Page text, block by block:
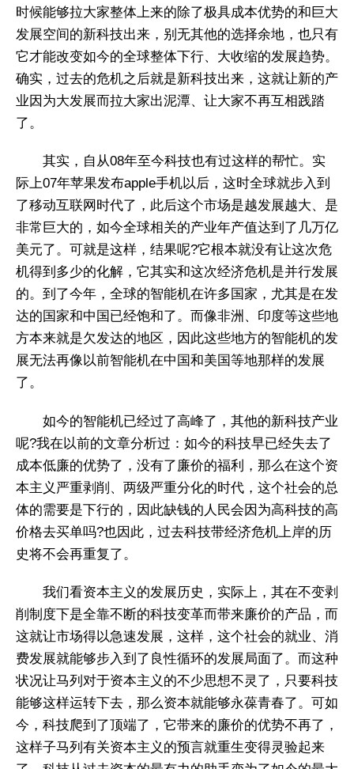
时候能够拉大家整体上来的除了极具成本优势的和巨大
发展空间的新科技出来，别无其他的选择余地，也只有
它才能改变如今的全球整体下行、大收缩的发展趋势。
确实，过去的危机之后就是新科技出来，这就让新的产
业因为大发展而拉大家出泥潭、让大家不再互相践踏
了。
其实，自从08年至今科技也有过这样的帮忙。实
际上07年苹果发布apple手机以后，这时全球就步入到
了移动互联网时代了，此后这个市场是越发展越大、是
非常巨大的，如今全球相关的产业年产值达到了几万亿
美元了。可就是这样，结果呢?它根本就没有让这次危
机得到多少的化解，它其实和这次经济危机是并行发展
的。到了今年，全球的智能机在许多国家，尤其是在发
达的国家和中国已经饱和了。而像非洲、印度等这些地
方本来就是欠发达的地区，因此这些地方的智能机的发
展无法再像以前智能机在中国和美国等地那样的发展
了。
如今的智能机已经过了高峰了，其他的新科技产业
呢?我在以前的文章分析过：如今的科技早已经失去了
成本低廉的优势了，没有了廉价的福利，那么在这个资
本主义严重剥削、两级严重分化的时代，这个社会的总
体的需要是下行的，因此缺钱的人民会因为高科技的高
价格去买单吗?也因此，过去科技带经济危机上岸的历
史将不会再重复了。
我们看资本主义的发展历史，实际上，其在不变剥
削制度下是全靠不断的科技变革而带来廉价的产品，而
这就让市场得以急速发展，这样，这个社会的就业、消
费发展就能够步入到了良性循环的发展局面了。而这种
状况让马列对于资本主义的不少思想不灵了，只要科技
能够这样运转下去，那么资本就能够永葆青春了。可如
今，科技爬到了顶端了，它带来的廉价的优势不再了，
这样子马列有关资本主义的预言就重生变得灵验起来